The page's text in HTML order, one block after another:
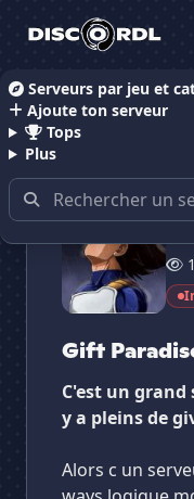
Serveurs par jeu et
Ajoute ton serveur
Tops
Plus
Accueil Serveurs
Gift
C'est un grand
y a pleins de
Alors c un
Vote
Es-tu sûr de